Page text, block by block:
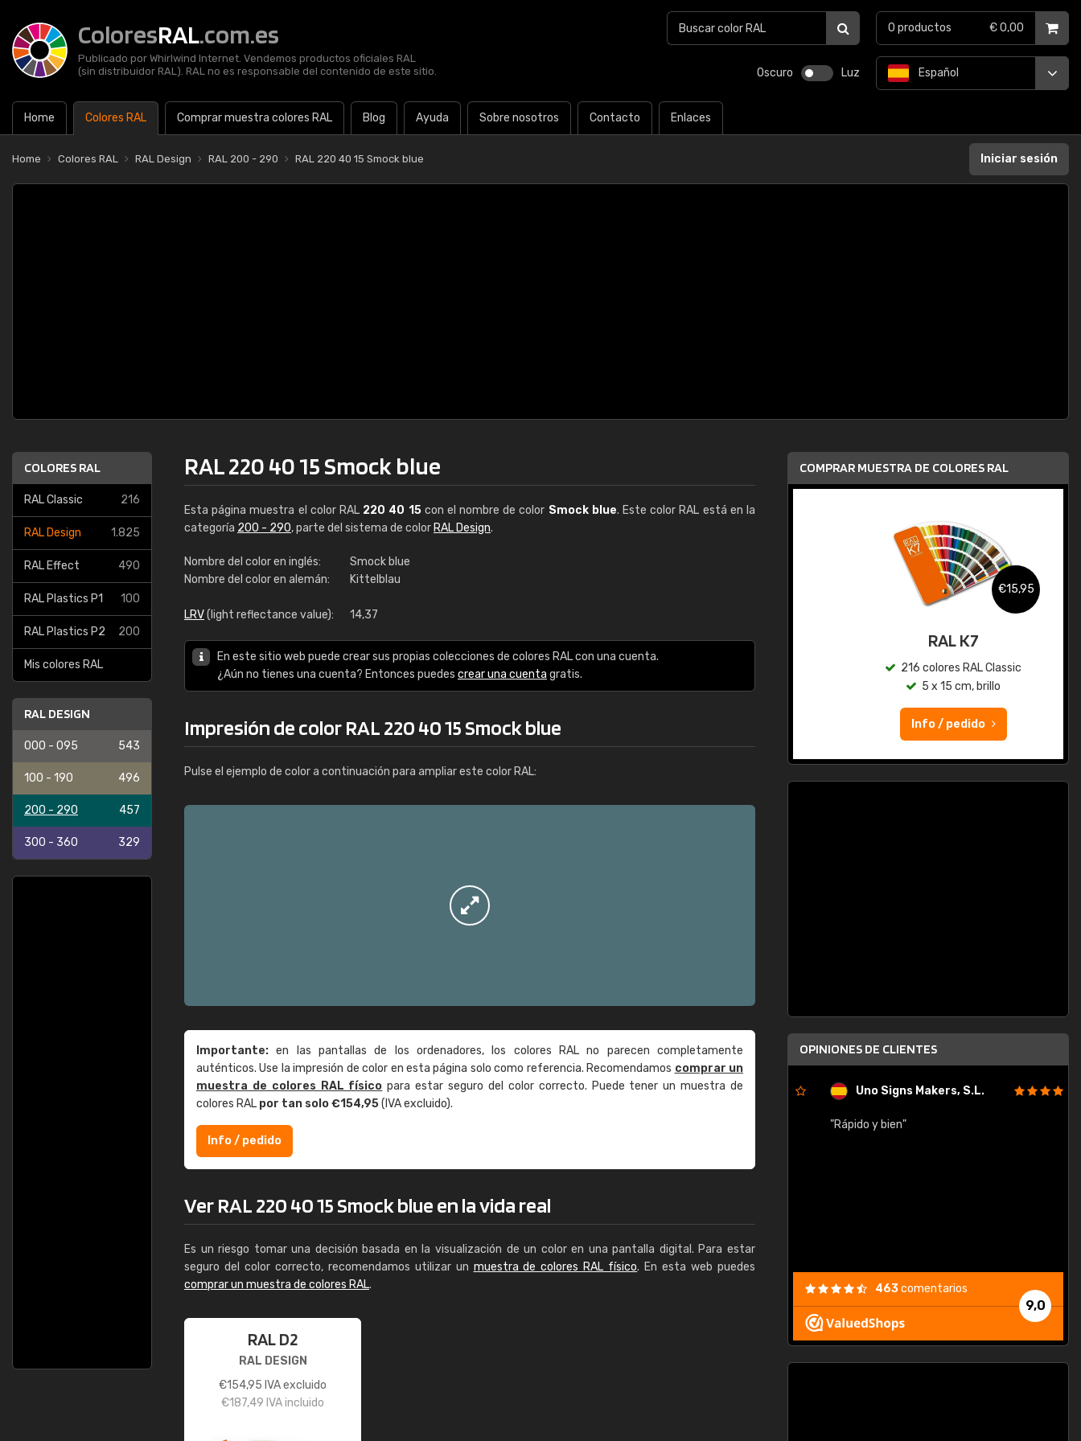
ColoresRAL.com.es
Publicado por Whirlwind Internet. Vendemos productos oficiales RAL
(sin distribuidor RAL). RAL no es responsable del contenido de este sitio.
Oscuro Luz
Home Colores RAL Comprar muestra colores RAL Blog Ayuda Sobre nosotros Contacto Enlaces
Español
0 productos € 0,00
Home Colores RAL RAL Design RAL 200 - 290 RAL 220 40 15 Smock blue Iniciar sesión
COLORES RAL
RAL Classic 216
RAL Design 1.825
RAL Effect 490
RAL Plastics P1 100
RAL Plastics P2 200
Mis colores RAL
RAL DESIGN
000 - 095 543
100 - 190 496
200 - 290 457
300 - 360 329
RAL 220 40 15 Smock blue
Esta página muestra el color RAL 220 40 15con el nombre de color Smock blue. Este color RAL está en la
categoría 200 - 290, parte del sistema de color RAL Design.
Nombre del color en inglés:
Smock blue
Nombre del color en alemán:
Kittelblau
LRV(light reflectance value): 14,37
En este sitio web puede crear sus propias colecciones de colores RAL con una cuenta.
¿Aún no tienes una cuenta? Entonces puedes crear una cuenta gratis.
Impresión de color RAL 220 40 15 Smock blue
Pulse el ejemplo de color a continuación para ampliar este color RAL:
Importante: en las pantallas de los ordenadores, los colores RAL no parecen completamente
auténticos. Use la impresión de color en esta página solo como referencia. Recomendamos comprar un
muestra de colores RAL físico para estar seguro del color correcto. Puede tener un muestra de
colores RAL por tan solo €154,95(IVA excluido).
Info / pedido
Ver RAL 220 40 15 Smock blue en la vida real
Es un riesgo tomar una decisión basada en la visualización de un color en una pantalla digital. Para estar
seguro del color correcto, recomendamos utilizar un muestra de colores RAL físico. En esta web puedes
comprar un muestra de colores RAL.
RAL D2
RAL DESIGN
€154,95 IVA excluido
€187,49 IVA incluido
COMPRAR MUESTRA DE COLORES RAL
RAL K7 a base de agua
€15,95
RAL K7
216 colores RAL Classic
5 x 15 cm, brillo
Info / pedido
OPINIONES DE CLIENTES
Enrique Uno Signs Makers, S.L.
"Rápido y bien"
9,0
463comentarios